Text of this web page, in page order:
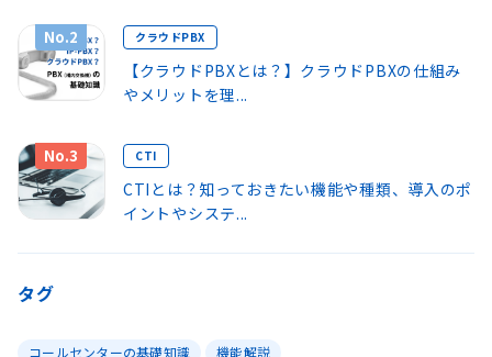
No.2 クラウドPBX
【クラウドPBXとは？】クラウドPBXの仕組み
やメリットを理...
No.3 CTI
CTIとは？知っておきたい機能や種類、導入のポ
イントやシステ...
タグ
コールセンターの基礎知識 機能解説